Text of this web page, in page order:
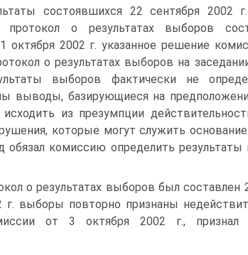
состоявшихся 22 сентября 2002
протокол о результатах выборов
октября 2002 г. указанное решение
о результатах выборов на
выборов фактически не
выводы, базирующиеся на
из презумпции
которые могут служить
обязал комиссию определить
о результатах выборов был составлен
г. выборы повторно признаны
от 3 октября 2002 г.,